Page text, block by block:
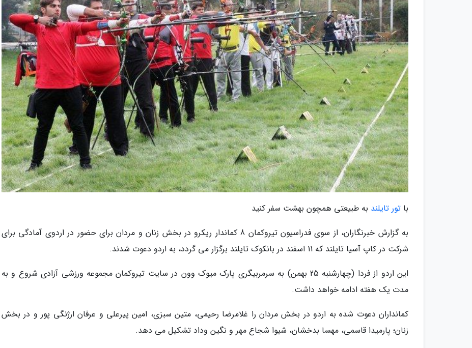
با تور تایلند به طبیعتی همچون بهشت سفر کنید
به گزارش خبرنگاران، از سوی فدراسیون تیروکمان 8 کماندار ریکرو در بخش زنان و مردان برای حضور در اردوی آمادگی برای
شرکت در کاپ آسیا تایلند که 11 اسفند در بانکوک تایلند برگزار می گردد، به اردو دعوت شدند.
این اردو از فردا (چهارشنبه 25 بهمن) به سرمربیگری پارک میوک وون در سایت تیروکمان مجموعه ورزشی آزادی شروع و به
مدت یک هفته ادامه خواهد داشت.
کمانداران دعوت شده به اردو در بخش مردان را غلامرضا رحیمی، متین سبزی، امین پیرعلی و عرفان ارژنگی پور و در بخش
زنان؛ پارمیدا قاسمی، مهسا بدخشان، شیوا شجاع مهر و نگین وداد تشکیل می دهد.